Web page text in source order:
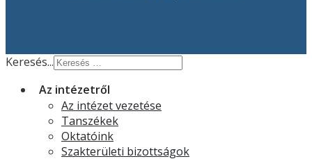
Keresés...
Az intézetről
Az intézet vezetése
Tanszékek
Oktatóink
Szakterületi bizottságok